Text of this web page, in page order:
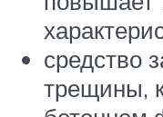
средство
трещины,